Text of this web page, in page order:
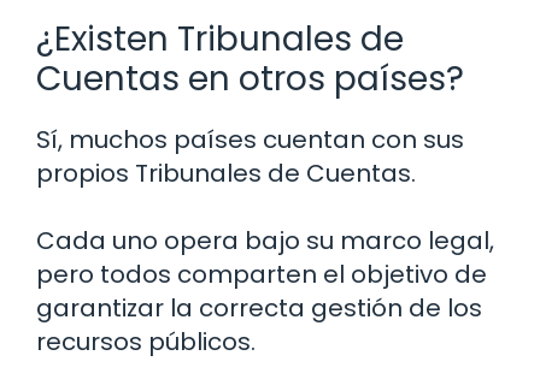
¿Existen Tribunales de
Cuentas en otros países?
Sí, muchos países cuentan con sus
propios Tribunales de Cuentas.
Cada uno opera bajo su marco legal,
pero todos comparten el objetivo de
garantizar la correcta gestión de los
recursos públicos.